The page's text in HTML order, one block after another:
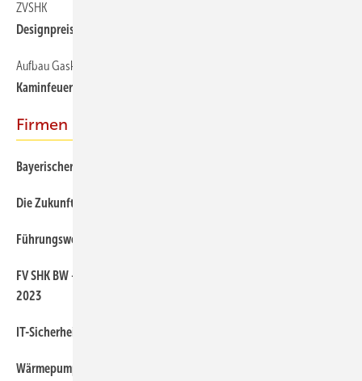
ZVSHK
Designpreis Ofenflamme: Mitmachen und gewinnen
Aufbau Gaskamin
Kaminfeuer auf Knopfdruck
Firmen & Facts
Bayerischer SHK-Geschäftsklimaindex
Die Zukunft in den besten Händen
Führungswechsel an der Spitze des HKI Industrieverbandes
FV SHK BW – Jahresbericht des Fachverbands blickt zurück auf
2023
IT-Sicherheit ist für Handwerksbetriebe unverzichtbar
Wärmepumpe mit Kaminfeuer kombinieren und Stromkosten